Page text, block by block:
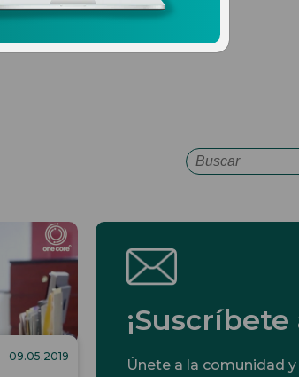
Esto es un
09.05.2019
Únete a la comunidad